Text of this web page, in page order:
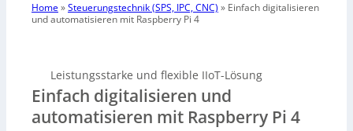
Home»Steuerungstechnik (SPS, IPC, CNC) » Einfach digitalisieren
und automatisieren mit Raspberry Pi 4
Leistungsstarke und flexible IIoT-Lösung
Einfach digitalisieren und
automatisieren mit Raspberry Pi 4